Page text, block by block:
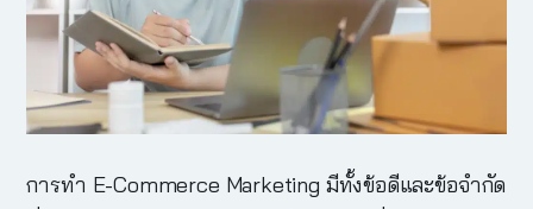
การทำ E-Commerce Marketing มีทั้งข้อดีและข้อจำกัด